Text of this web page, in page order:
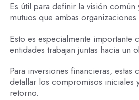
Es útil para definir la visión
mutuos que ambas
Esto es especialmente importante
entidades trabajan juntas hacia un
Para inversiones financieras, estas
detallar los compromisos iniciales
retorno.